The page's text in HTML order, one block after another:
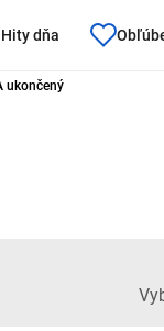
Hity dňa
-
ukončený